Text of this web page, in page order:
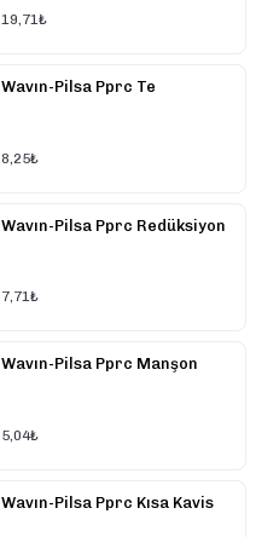
19,71₺
Wavın-Pilsa Pprc Te
8,25₺
Wavın-Pilsa Pprc Redüksiyon
7,71₺
Wavın-Pilsa Pprc Manşon
5,04₺
Wavın-Pilsa Pprc Kısa Kavis